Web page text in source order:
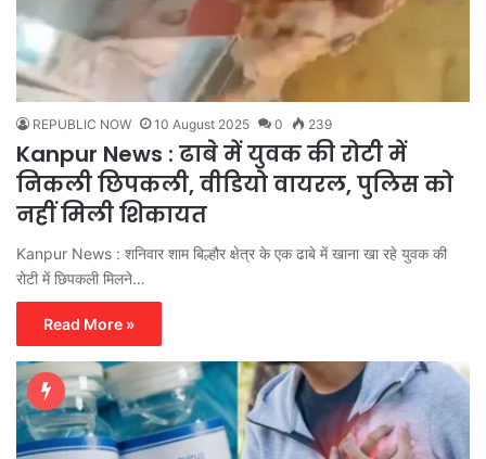
REPUBLIC NOW 10 August 2025 0 239
Kanpur News : ढाबे में युवक की रोटी में
निकली छिपकली, वीडियो वायरल, पुलिस को
नहीं मिली शिकायत
Kanpur News : शनिवार शाम बिल्हौर क्षेत्र के एक ढाबे में खाना खा रहे युवक की
रोटी में छिपकली मिलने…
Read More »